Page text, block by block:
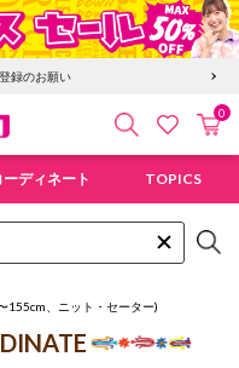
録のお願い
検索 お気にカ
0
ーディネート TOPICS
155cm、ニット・セーター)